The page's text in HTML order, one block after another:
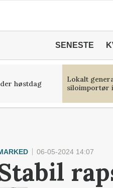
SENESTE
høstdag
Lokalt
siloimportør
06-05-2024 14:07